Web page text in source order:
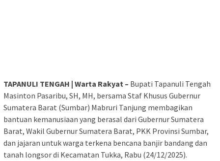
TAPANULI TENGAH | Warta Rakyat – Bupati Tapanuli Tengah
Masinton Pasaribu, SH, MH, bersama Staf Khusus Gubernur
Sumatera Barat (Sumbar) Mabruri Tanjung membagikan
bantuan kemanusiaan yang berasal dari Gubernur Sumatera
Barat, Wakil Gubernur Sumatera Barat, PKK Provinsi Sumbar,
dan jajaran untuk warga terkena bencana banjir bandang dan
tanah longsor di Kecamatan Tukka, Rabu (24/12/2025).